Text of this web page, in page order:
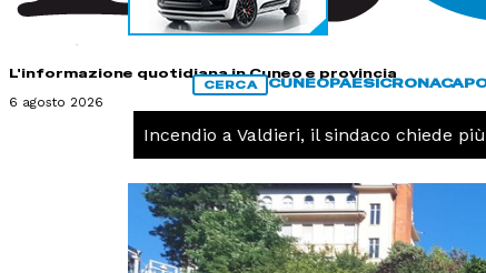
L'informazione quotidiana in Cuneo e provincia
6 agosto 2026
CERCA CUNEOPAESICRONACA
Incendio a Valdieri, il sindaco chiede